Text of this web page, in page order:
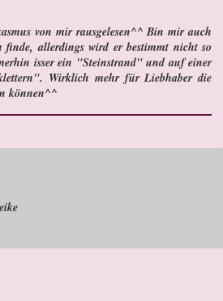
von mir rausgelesen^^ Bin mir auch
allerdings wird er bestimmt nicht so
isser ein "Steinstrand" und auf einer
Wirklich mehr für Liebhaber die
können^^